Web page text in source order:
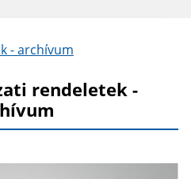
- archívum
rendeletek -